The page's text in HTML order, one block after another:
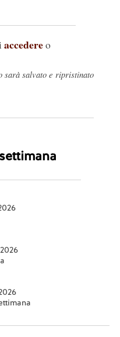
accedereo
sarà salvato e ripristinato